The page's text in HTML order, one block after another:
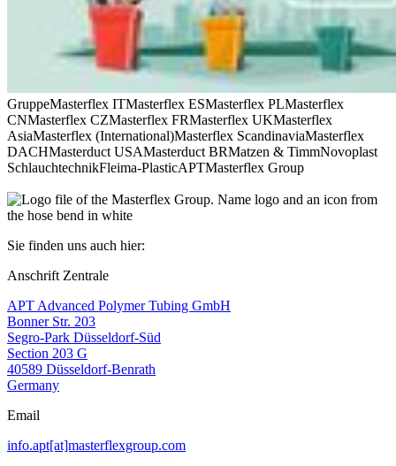
GruppeMasterflex ITMasterflex ESMasterflex PLMasterflex
CNMasterflex CZMasterflex FRMasterflex UKMasterflex
AsiaMasterflex (International)Masterflex ScandinaviaMasterflex
DACHMasterduct USAMasterduct BRMatzen & TimmNovoplast
SchlauchtechnikFleima-PlasticAPTMasterflex Group
Sie finden uns auch hier:
Anschrift Zentrale
APT Advanced Polymer Tubing GmbH
Bonner Str. 203
Segro-Park Düsseldorf-Süd
Section 203 G
40589 Düsseldorf-Benrath
Germany
Email
info.apt[at]masterflexgroup.com